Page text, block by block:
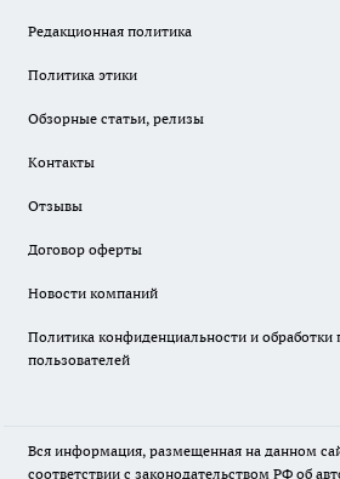
Редакционная политика
Политика этики
Обзорные статьи, релизы
Контакты
Отзывы
Договор оферты
Новости компаний
Политика конфиденциальности и
пользователей
Вся информация, размещенная на данном
соответствии с законодательством РФ об